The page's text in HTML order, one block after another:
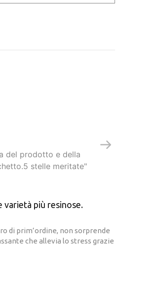
del prodotto e della
stelle meritate
varietà più resinose.
di prim’ordine, non sorprende
che allevia lo stress grazie